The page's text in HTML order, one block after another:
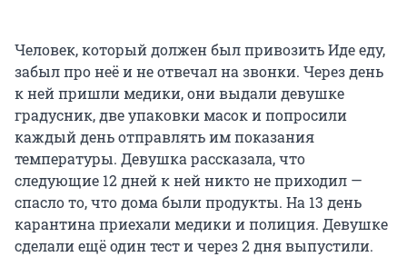
Человек, который должен был привозить Иде еду,
забыл про неё и не отвечал на звонки. Через день
к ней пришли медики, они выдали девушке
градусник, две упаковки масок и попросили
каждый день отправлять им показания
температуры. Девушка рассказала, что
следующие 12 дней к ней никто не приходил —
спасло то, что дома были продукты. На 13 день
карантина приехали медики и полиция. Девушке
сделали ещё один тест и через 2 дня выпустили.